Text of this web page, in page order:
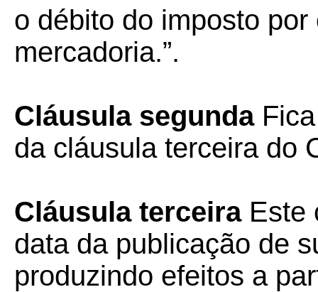
o débito do imposto
mercadoria.”.
Cláusula segundaFica
da cláusula terceira do
Cláusula terceiraEste
data da publicação de
produzindo efeitos a